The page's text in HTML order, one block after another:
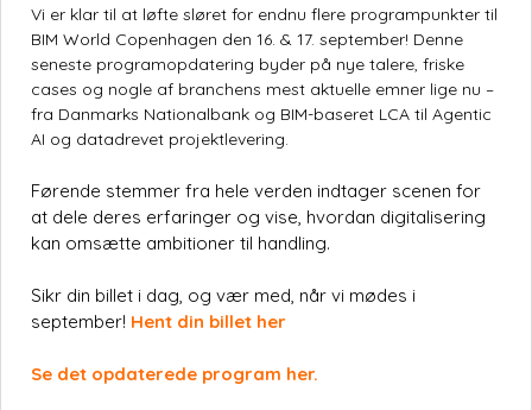
Vi er klar til at løfte sløret for endnu flere programpunkter til
BIM World Copenhagen den 16. & 17. september! Denne
seneste programopdatering byder på nye talere, friske
cases og nogle af branchens mest aktuelle emner lige nu –
fra Danmarks Nationalbank og BIM-baseret LCA til Agentic
AI og datadrevet projektlevering.
Førende stemmer fra hele verden indtager scenen for
at dele deres erfaringer og vise, hvordan digitalisering
kan omsætte ambitioner til handling.
Sikr din billet i dag, og vær med, når vi mødes i
september! Hent din billet her
Se det opdaterede program her.